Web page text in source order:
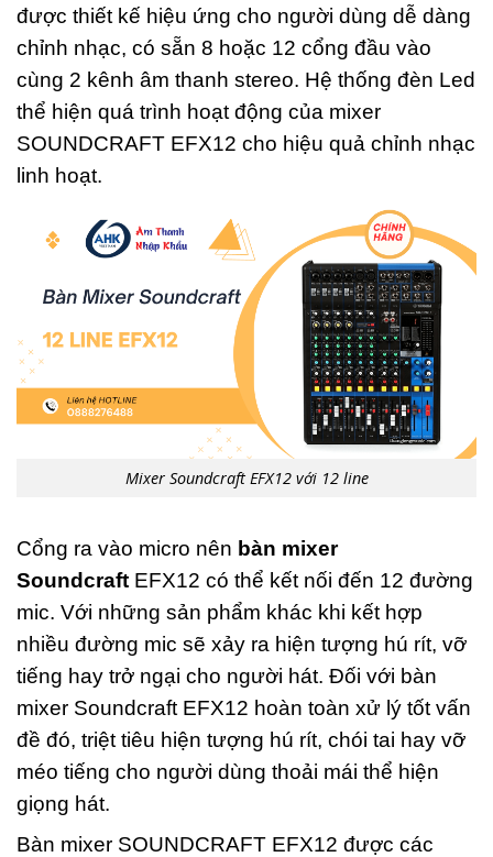
được thiết kế hiệu ứng cho người dùng dễ dàng
chỉnh nhạc, có sẵn 8 hoặc 12 cổng đầu vào
cùng 2 kênh âm thanh stereo. Hệ thống đèn Led
thể hiện quá trình hoạt động của mixer
SOUNDCRAFT EFX12 cho hiệu quả chỉnh nhạc
linh hoạt.
Mixer Soundcraft EFX12 với 12 line
Cổng ra vào micro nên bàn mixer
Soundcraft EFX12 có thể kết nối đến 12 đường
mic. Với những sản phẩm khác khi kết hợp
nhiều đường mic sẽ xảy ra hiện tượng hú rít, vỡ
tiếng hay trở ngại cho người hát. Đối với bàn
mixer Soundcraft EFX12 hoàn toàn xử lý tốt vấn
đề đó, triệt tiêu hiện tượng hú rít, chói tai hay vỡ
méo tiếng cho người dùng thoải mái thể hiện
giọng hát.
Bàn mixer SOUNDCRAFT EFX12 được các